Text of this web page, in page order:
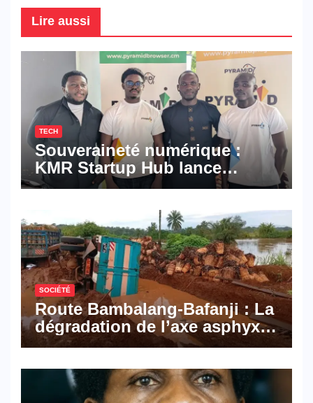
Lire aussi
TECH
Souveraineté numérique :
KMR Startup Hub lance
Pyramid Browser et Pyramid
numériques made in
Cameroon
SOCIÉTÉ
Route Bambalang-Bafanji : La
dégradation de l’axe asphyxie
les activités économiques